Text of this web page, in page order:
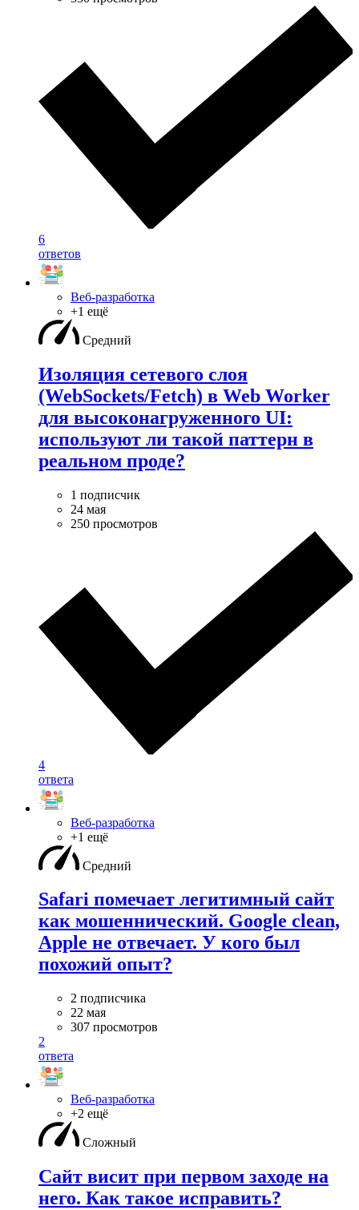
6
ответов
Веб-разработка
+1 ещё
Средний
Изоляция сетевого слоя
(WebSockets/Fetch) в Web Worker
для высоконагруженного UI:
используют ли такой паттерн в
реальном проде?
1 подписчик
24 мая
250 просмотров
4
ответа
Веб-разработка
+1 ещё
Средний
Safari помечает легитимный сайт
как мошеннический. Google clean,
Apple не отвечает. У кого был
похожий опыт?
2 подписчика
22 мая
307 просмотров
2
ответа
Веб-разработка
+2 ещё
Сложный
Сайт висит при первом заходе на
него. Как такое исправить?